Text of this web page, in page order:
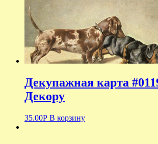
Декупажная карта
Декору
35.00Р В корзину